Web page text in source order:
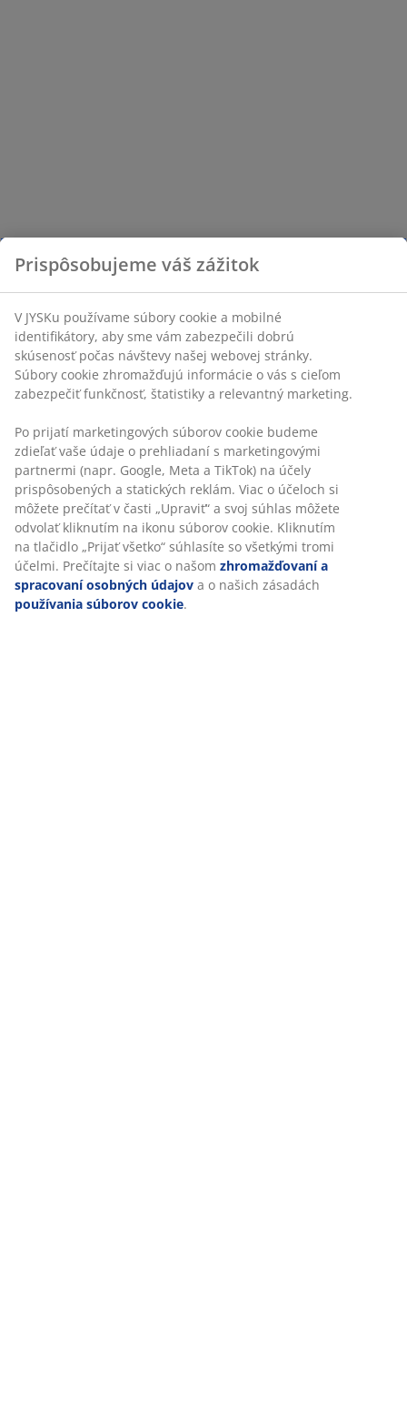
Prispôsobujeme váš zážitok
V JYSKu používame súbory cookie a mobilné
identifikátory, aby sme vám zabezpečili dobrú
skúsenosť počas návštevy našej webovej stránky.
Súbory cookie zhromažďujú informácie o vás s cieľom
zabezpečiť funkčnosť, štatistiky a relevantný marketing.
Po prijatí marketingových súborov cookie budeme
zdieľať vaše údaje o prehliadaní s marketingovými
partnermi (napr. Google, Meta a TikTok) na účely
prispôsobených a statických reklám. Viac o účeloch si
môžete prečítať v časti „Upraviť“ a svoj súhlas môžete
odvolať kliknutím na ikonu súborov cookie. Kliknutím
na tlačidlo „Prijať všetko“ súhlasíte so všetkými tromi
účelmi. Prečítajte si viac o našom zhromažďovaní a
spracovaní osobných údajov a o našich zásadách
používania súborov cookie.